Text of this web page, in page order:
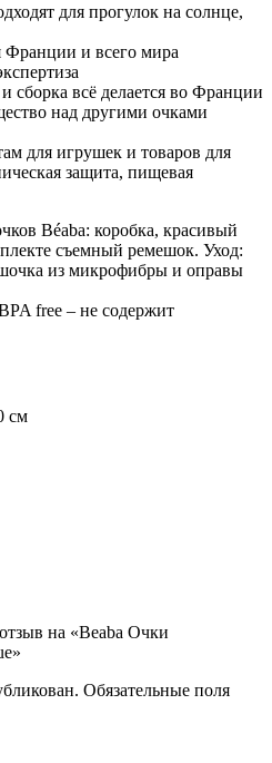
для прогулок на солнце,
Франции и всего мира
сборка всё делается во Франции
над другими очками
для игрушек и товаров для
защита, пищевая
Béaba: коробка, красивый
съемный ремешок. Уход:
из микрофибры и оправы
free – не содержит
см
на «Beaba Очки
Обязательные поля